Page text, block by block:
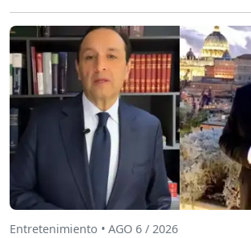
Entretenimiento • AGO 6 / 2026